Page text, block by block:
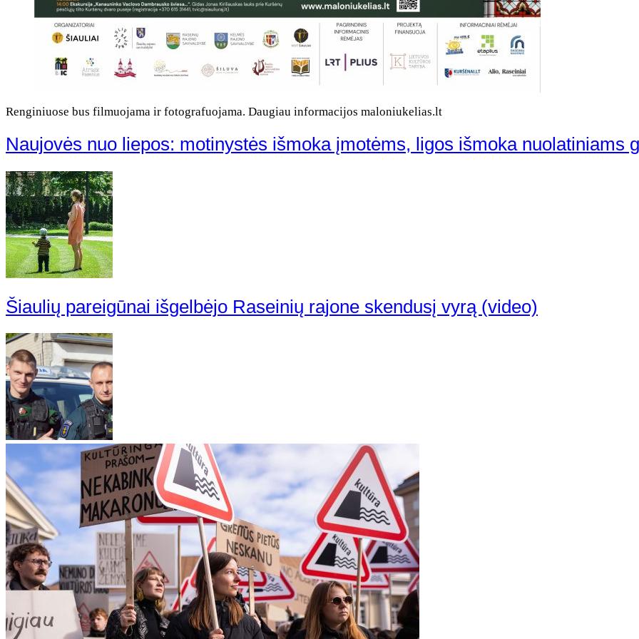
Renginiuose bus filmuojama ir fotografuojama. Daugiau informacijos maloniukelias.lt
Naujovės nuo liepos: motinystės išmoka įmotėms, ligos išmoka nuolatiniams
Šiaulių pareigūnai išgelbėjo Raseinių rajone skendusį vyrą (video)